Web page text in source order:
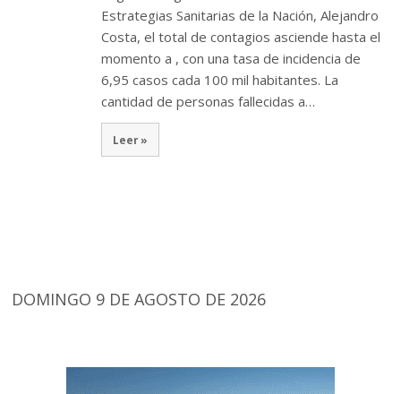
Estrategias Sanitarias de la Nación, Alejandro
Costa, el total de contagios asciende hasta el
momento a , con una tasa de incidencia de
6,95 casos cada 100 mil habitantes. La
cantidad de personas fallecidas a…
Leer »
DOMINGO 9 DE AGOSTO DE 2026